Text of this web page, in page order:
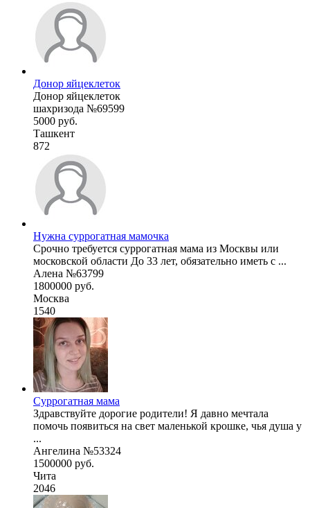
Донор яйцеклеток
Донор яйцеклеток
шахризода №69599
5000 руб.
Ташкент
872
Нужна суррогатная мамочка
Срочно требуется суррогатная мама из Москвы или
московской области До 33 лет, обязательно иметь с ...
Алена №63799
1800000 руб.
Москва
1540
Суррогатная мама
Здравствуйте дорогие родители! Я давно мечтала
помочь появиться на свет маленькой крошке, чья душа у
...
Ангелина №53324
1500000 руб.
Чита
2046